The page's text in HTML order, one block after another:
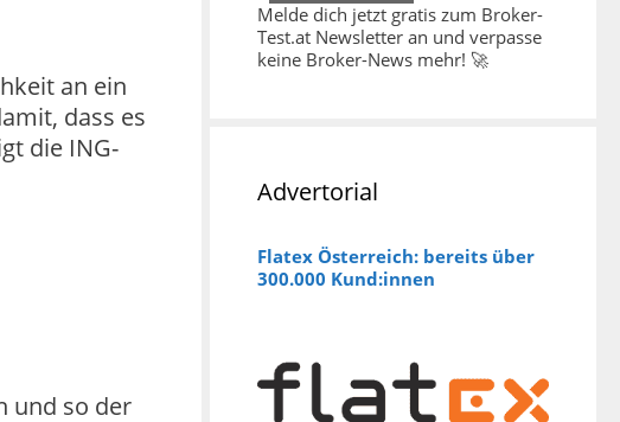
an ein
dass es
die ING-
und so der
Melde dich jetzt gratis zum Broker-
Test.at Newsletter an und verpasse
keine Broker-News mehr! 🚀
Advertorial
Flatex Österreich: bereits über
300.000 Kund:innen